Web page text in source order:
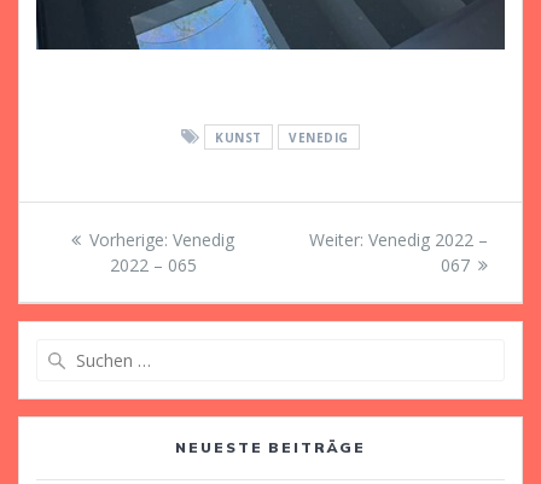
KUNST VENEDIG
Beitragsnavigation
Vorherige: Vorheriger
Beitrag:
Venedig
2022 – 065
Weiter: Nächster
Venedig 2022 –
067
NEUESTE BEITRÄGE